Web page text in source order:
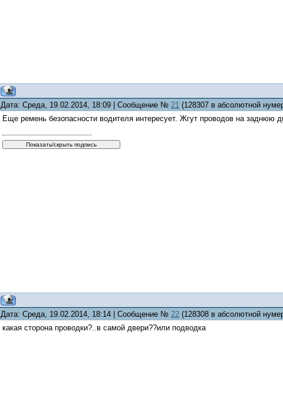
Дата: Среда, 19.02.2014, 18:09 | Сообщение № 21 (128307 в абсолютной
Еще ремень безопасности водителя интересует. Жгут проводов на заднюю
Дата: Среда, 19.02.2014, 18:14 | Сообщение № 22 (128308 в абсолютной
какая сторона проводки?..в самой двери??или подводка